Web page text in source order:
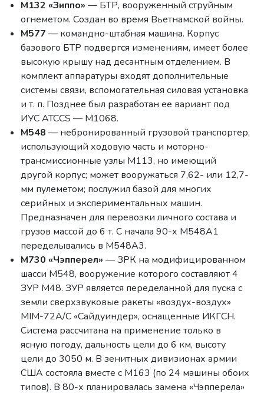
М132 «Зиппо» — БТР, вооруженный струйным
огнеметом. Создан во время Вьетнамской войны.
М577 — командно-штабная машина. Корпус
базового БТР подвергся изменениям, имеет более
высокую крышу над десантным отделением. В
комплект аппаратуры входят дополнительные
системы связи, вспомогательная силовая установка
и т. п. Позднее был разработан ее вариант под
ИУС ATCCS — М1068.
М548 — небронированный грузовой транспортер,
использующий ходовую часть и моторно-
трансмиссионные узлы М113, но имеющий
другой корпус; может вооружаться 7,62- или 12,7-
мм пулеметом; послужил базой для многих
серийных и экспериментальных машин.
Предназначен для перевозки личного состава и
грузов массой до 6 т. С начала 90-х М548А1
переделывались в М548А3.
М730 «Чэпперел» — ЗРК на модифицированном
шасси М548, вооружение которого составляют 4
ЗУР М48. ЗУР является переделанной для пуска с
земли сверхзвуковые ракеты «воздух-воздух»
MIM-72A/C «Сайдуиндер», оснащенные ИКГСН.
Система рассчитана на применение только в
ясную погоду, дальность цели до 6 км, высоту
цели до 3050 м. В зенитных дивизионах армии
США состояла вместе с М163 (по 24 машины обоих
типов). В 80-х планировалась замена «Чэпперела»